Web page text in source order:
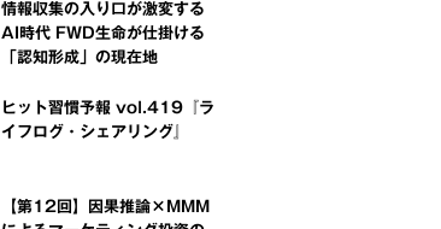
情報収集の入り口が激変する
AI時代 FWD生命が仕掛ける
「認知形成」の現在地
ヒット習慣予報 vol.419『ラ
イフログ・シェアリング』
【第12回】因果推論×MMM